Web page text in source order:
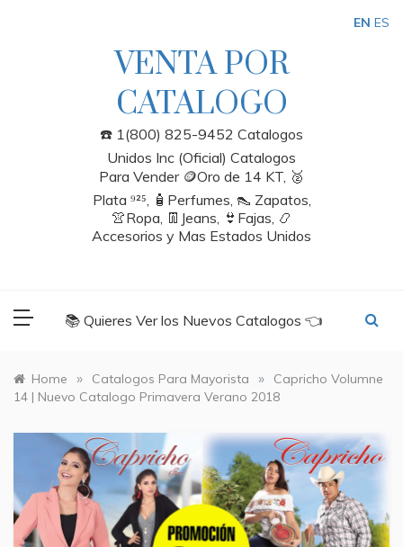
VENTA POR
CATALOGO
☎️ 1(800) 825-9452 Catalogos
Unidos Inc (Oficial) Catalogos
Para Vender 🪙Oro de 14 KT, 🥈
Plata ⁹²⁵, 🧴Perfumes, 👠 Zapatos,
👚Ropa, 👖Jeans, 👙Fajas, 📿
Accesorios y Mas Estados Unidos
📚 Quieres Ver los Nuevos Catalogos 👈
Home » Catalogos Para Mayorista »
Capricho Volumne
14 | Nuevo Catalogo Primavera Verano 2018
EN ES